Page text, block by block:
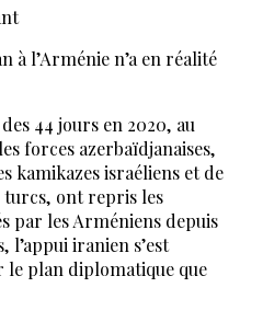
à l’Arménie n’a en réalité
44 jours en 2020, au
forces azerbaïdjanaises,
kamikazes israéliens et de
ont repris les
par les Arméniens depuis
l’appui iranien s’est
le plan diplomatique que